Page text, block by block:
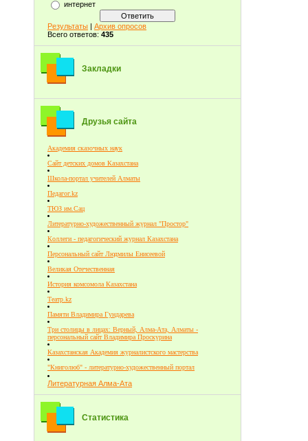
интернет
Результаты | Архив опросов
Всего ответов: 435
Закладки
Друзья сайта
Академия сказочных наук
Сайт детских домов Казахстана
Школа-портал учителей Алматы
Педагог.kz
ТЮЗ им.Сац
Литературно-художественный журнал "Простор"
Коллеги - педагогический журнал Казахстана
Персональный сайт Людмилы Енисеевой
Великая Отечественная
История комсомола Казахстана
Театр.kz
Памяти Владимира Гундарева
Три столицы в лицах: Верный, Алма-Ата, Алматы -
персональный сайт Владимира Проскурина
Казахстанская Академия журналистского мастерства
"Книголюб" - литературно-художественный портал
Литературная Алма-Ата
Статистика